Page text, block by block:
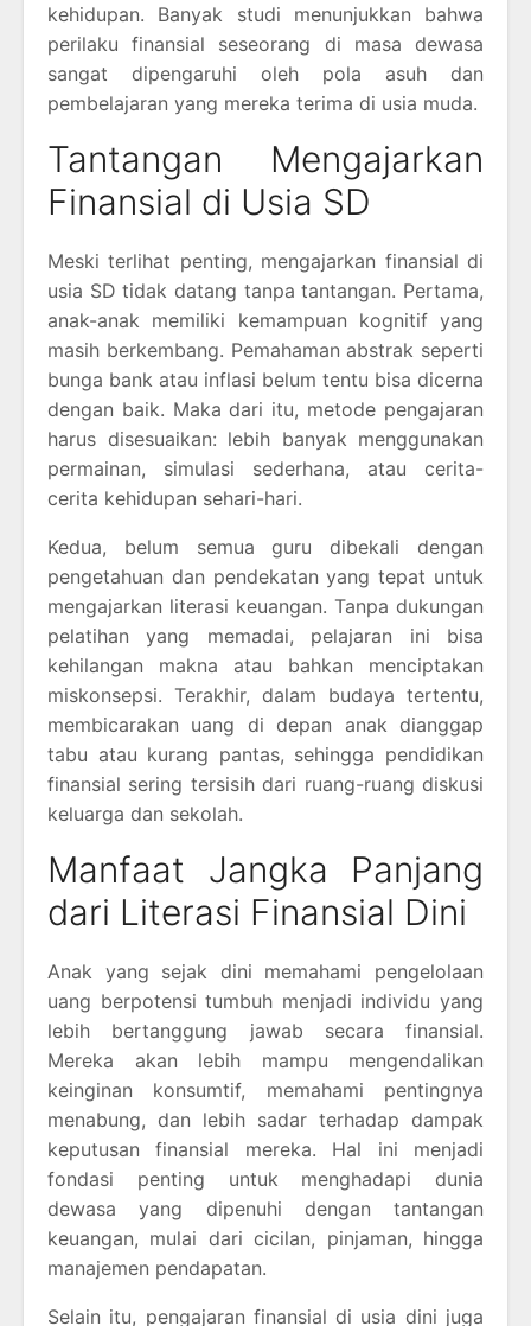
kehidupan. Banyak studi menunjukkan bahwa
perilaku finansial seseorang di masa dewasa
sangat dipengaruhi oleh pola asuh dan
pembelajaran yang mereka terima di usia muda.
Tantangan Mengajarkan
Finansial di Usia SD
Meski terlihat penting, mengajarkan finansial di
usia SD tidak datang tanpa tantangan. Pertama,
anak-anak memiliki kemampuan kognitif yang
masih berkembang. Pemahaman abstrak seperti
bunga bank atau inflasi belum tentu bisa dicerna
dengan baik. Maka dari itu, metode pengajaran
harus disesuaikan: lebih banyak menggunakan
permainan, simulasi sederhana, atau cerita-
cerita kehidupan sehari-hari.
Kedua, belum semua guru dibekali dengan
pengetahuan dan pendekatan yang tepat untuk
mengajarkan literasi keuangan. Tanpa dukungan
pelatihan yang memadai, pelajaran ini bisa
kehilangan makna atau bahkan menciptakan
miskonsepsi. Terakhir, dalam budaya tertentu,
membicarakan uang di depan anak dianggap
tabu atau kurang pantas, sehingga pendidikan
finansial sering tersisih dari ruang-ruang diskusi
keluarga dan sekolah.
Manfaat Jangka Panjang
dari Literasi Finansial Dini
Anak yang sejak dini memahami pengelolaan
uang berpotensi tumbuh menjadi individu yang
lebih bertanggung jawab secara finansial.
Mereka akan lebih mampu mengendalikan
keinginan konsumtif, memahami pentingnya
menabung, dan lebih sadar terhadap dampak
keputusan finansial mereka. Hal ini menjadi
fondasi penting untuk menghadapi dunia
dewasa yang dipenuhi dengan tantangan
keuangan, mulai dari cicilan, pinjaman, hingga
manajemen pendapatan.
Selain itu, pengajaran finansial di usia dini juga